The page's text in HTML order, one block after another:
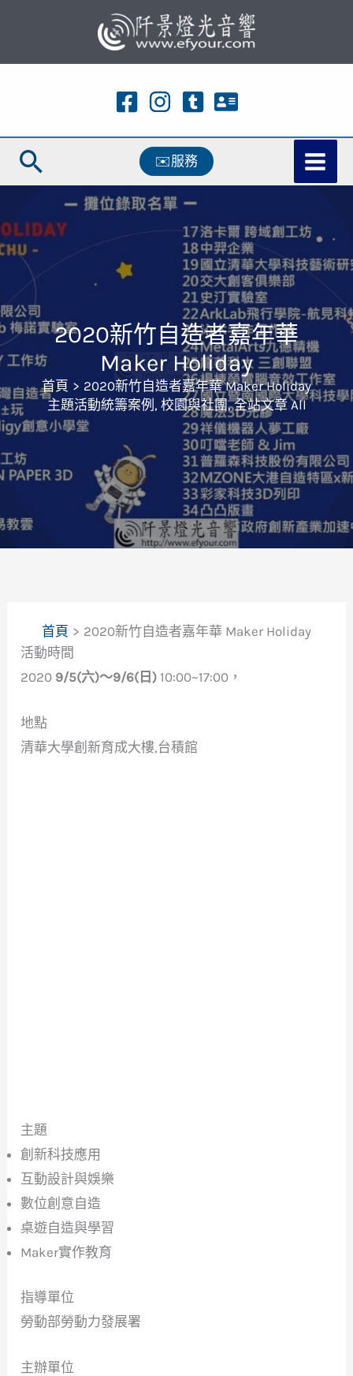
主
容
搜
尋
✉️服務
2020新竹自造者嘉年華
Maker Holiday
首頁
2020新竹自造者嘉年華 Maker Holiday
主題活動統籌案例 , 校園與社團,全站文章 All
首頁
2020新竹自造者嘉年華 Maker Holiday
活動時間
2020 9/5(六)～9/6(日) 10:00~17:00，
地點
清華大學創新育成大樓,台積館
主題
創新科技應用
互動設計與娛樂
數位創意自造
桌遊自造與學習
Maker實作教育
指導單位
勞動部勞動力發展署
主辦單位